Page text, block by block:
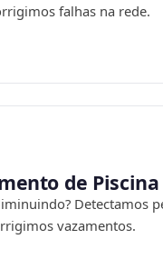
falhas na rede.
de Piscina
Detectamos
vazamentos.